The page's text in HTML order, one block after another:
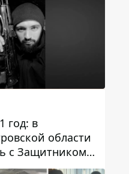
год: в
области
с Защитником
Репиным